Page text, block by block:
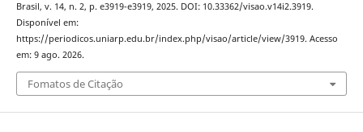
Brasil, v. 14, n. 2, p. e3919-e3919, 2025. DOI: 10.33362/visao.v14i2.3919.
Disponível em:
https://periodicos.uniarp.edu.br/index.php/visao/article/view/3919. Acesso
em: 9 ago. 2026.
Fomatos de Citação